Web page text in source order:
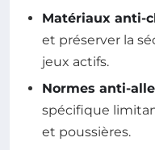
Matériaux anti-
et préserver la
jeux actifs.
Normes anti-
spécifique
et poussières.